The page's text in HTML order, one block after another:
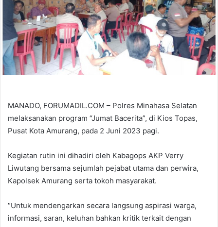
MANADO, FORUMADIL.COM – Polres Minahasa Selatan
melaksanakan program “Jumat Bacerita”, di Kios Topas,
Pusat Kota Amurang, pada 2 Juni 2023 pagi.
Kegiatan rutin ini dihadiri oleh Kabagops AKP Verry
Liwutang bersama sejumlah pejabat utama dan perwira,
Kapolsek Amurang serta tokoh masyarakat.
“Untuk mendengarkan secara langsung aspirasi warga,
informasi, saran, keluhan bahkan kritik terkait dengan